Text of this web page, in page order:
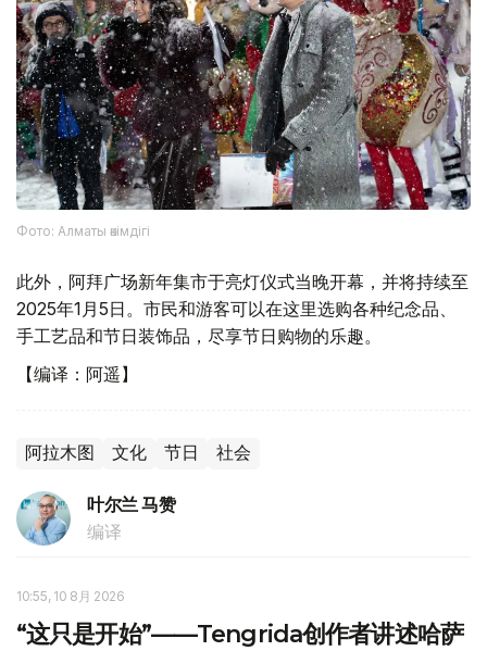
Фото: Алматы әкімдігі
此外，阿拜广场新年集市于亮灯仪式当晚开幕，并将持续至
2025年1月5日。市民和游客可以在这里选购各种纪念品、
手工艺品和节日装饰品，尽享节日购物的乐趣。
【编译：阿遥】
阿拉木图 文化 节日 社会
叶尔兰 马赞
编译
10:55, 10 8月 2026
“这只是开始”——Tengrida创作者讲述哈萨